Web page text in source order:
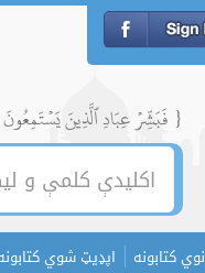
{ فَبَشِّرۡ عِبَادِ ٱلَّذِينَ
نوي کتابونه اپډیټ شوي